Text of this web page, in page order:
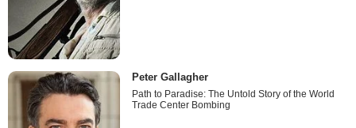
Peter Gallagher
Path to Paradise: The Untold Story of the World
Trade Center Bombing